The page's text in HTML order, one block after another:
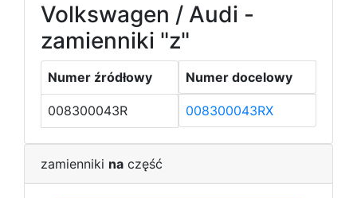
Volkswagen / Audi -
zamienniki "z"
Numer źródłowy Numer docelowy
008300043R 008300043RX
zamienniki na część